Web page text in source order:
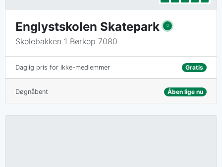
Englystskolen Skatepark
Skolebakken 1 Børkop 7080
Daglig pris for ikke-medlemmer Gratis
Døgnåbent Åben lige nu